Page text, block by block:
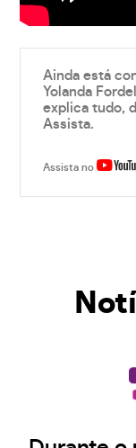
Ainda está
Yolanda
explica tudo,
Assista.
Assista no